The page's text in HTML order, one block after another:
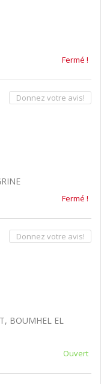
Fermé !
Fermé !
Donnez votre avis!
BOUMHEL EL
Ouvert
Donnez votre avis!